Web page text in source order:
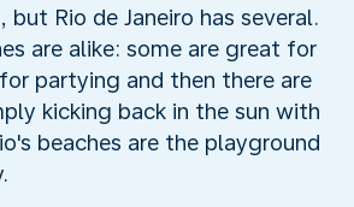
Rio de Janeiro has several.
are alike: some are great for
partying and then there are
kicking back in the sun with
beaches are the playground